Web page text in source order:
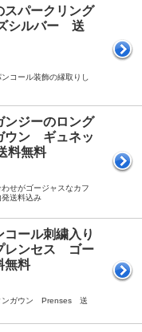
スパークリング
シルバー 送
コール装飾の縁取りし
ンジーのロング
ウン ギュネッ
無料
せがゴージャスなカフ
送料込み
ール刺繍入り
レンセス ゴー
無料
ンガウン Prenses 送